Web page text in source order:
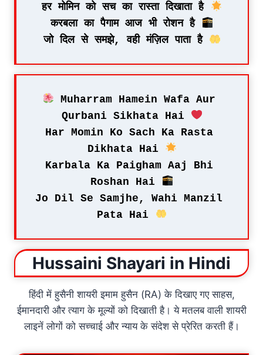
हर मोमिन को सच का रास्ता दिखाता है
करबला का पैगाम आज भी रोशन है
जो दिल से समझे, वही मंज़िल पाता है
Muharram Hamein Wafa Aur
Qurbani Sikhata Hai
Har Momin Ko Sach Ka Rasta
Dikhata Hai
Karbala Ka Paigham Aaj Bhi
Roshan Hai
Jo Dil Se Samjhe, Wahi Manzil
Pata Hai
Hussaini Shayari in Hindi
हिंदी में हुसैनी शायरी इमाम हुसैन (RA) के दिखाए गए साहस,
ईमानदारी और त्याग के मूल्यों को दिखाती है। ये मतलब वाली शायरी
लाइनें लोगों को सच्चाई और न्याय के संदेश से प्रेरित करती हैं।